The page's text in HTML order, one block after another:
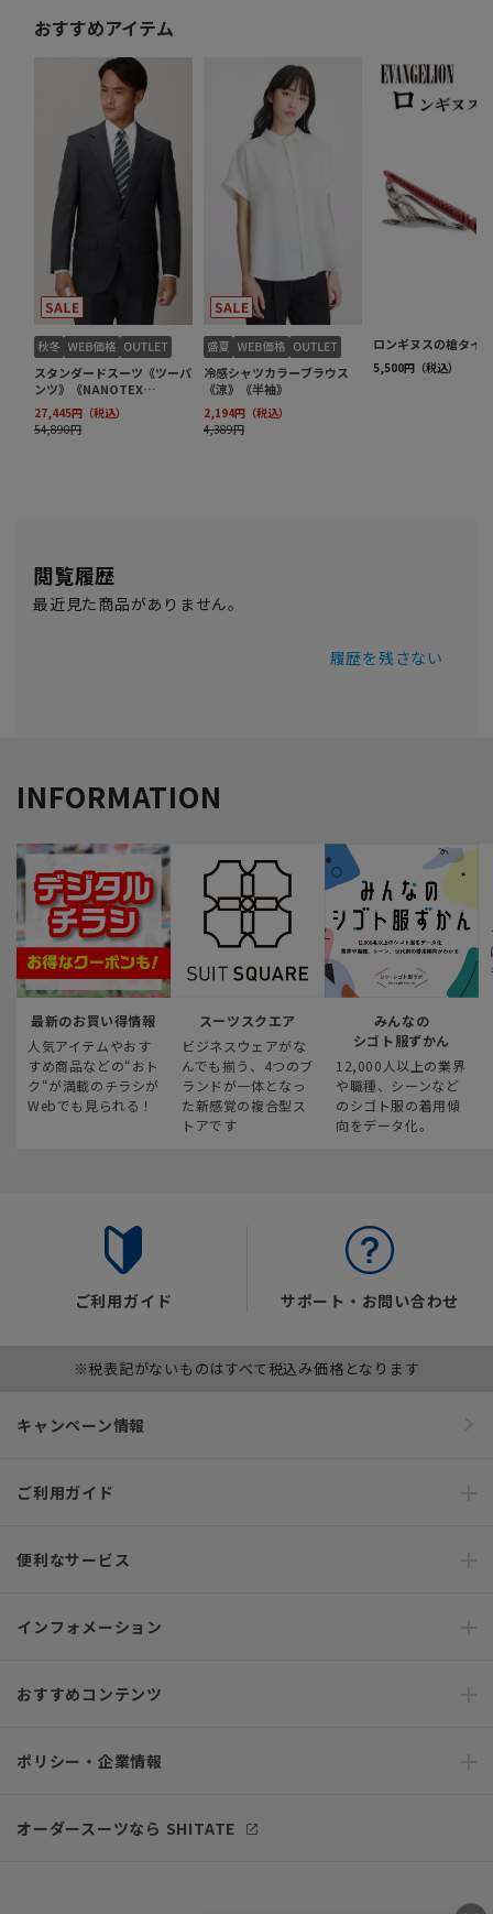
閲覧履歴
最近見た商品がありません。
履歴を残さない
INFORMATION
最新のお買い得情報
人気アイテムやおす
すめ商品などの“おト
ク“が満載のチラシが
Webでも見られる！
スーツスクエア
ビジネスウェアがな
んでも揃う、4つのブ
ランドが一体となっ
た新感覚の複合型ス
トアです
みんなの
シゴト服ずかん
12,000人以上の業界
や職種、シーンなど
のシゴト服の着用傾
向をデータ化。
ご利用ガイド サポート・お問い合わせ
※税表記がないものはすべて税込み価格となります
キャンペーン情報
ご利用ガイド
便利なサービス
インフォメーション
おすすめコンテンツ
ポリシー・企業情報
オーダースーツなら SHITATE